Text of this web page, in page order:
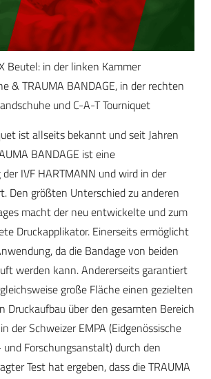
Beutel: in der linken Kammer
& TRAUMA BANDAGE, in der rechten
und C-A-T Tourniquet
ist allseits bekannt und seit Jahren
BANDAGE ist eine
IVF HARTMANN und wird in der
Den größten Unterschied zu anderen
macht der neu entwickelte und zum
Druckapplikator. Einerseits ermöglicht
da die Bandage von beiden
werden kann. Andererseits garantiert
große Fläche einen gezielten
Druckaufbau über den gesamten Bereich
der Schweizer EMPA (Eidgenössische
Forschungsanstalt) durch den
Test hat ergeben, dass die TRAUMA